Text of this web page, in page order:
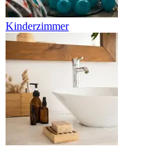
Kinderzimmer